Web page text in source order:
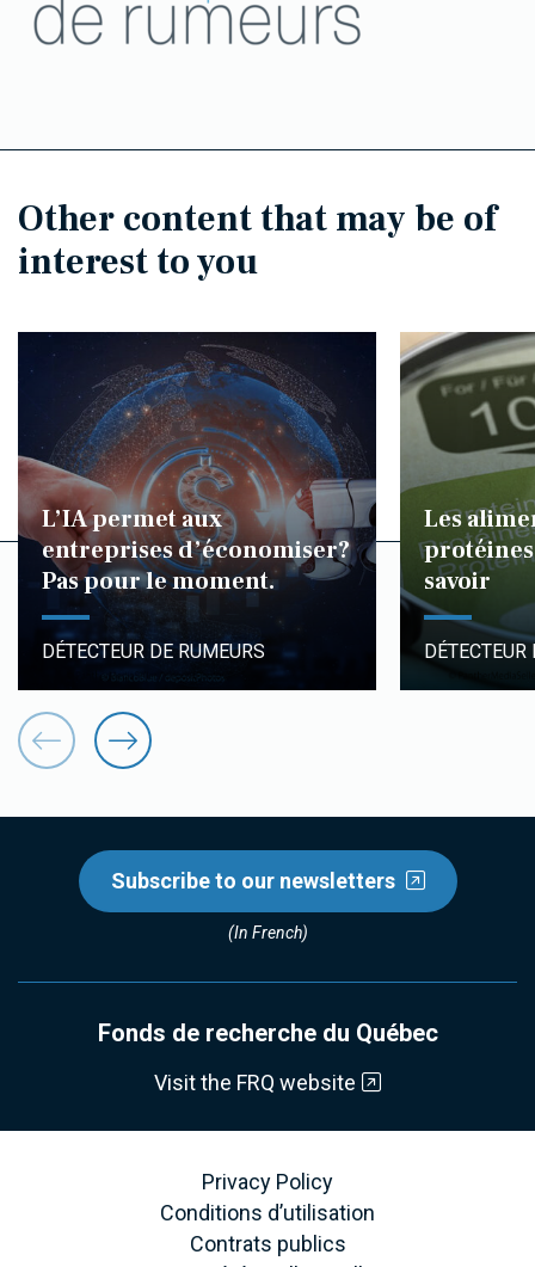
Other content that may be of
interest to you
L’IA permet aux
entreprises d’économiser?
Pas pour le moment.
DÉTECTEUR DE RUMEURS
Les
protéines
savoir
DÉTECTEUR
Subscribe to our newsletters
(In French)
Fonds de recherche du Québec
Visit the FRQ website
Privacy Policy
Conditions d’utilisation
Contrats publics